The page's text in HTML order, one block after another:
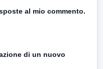
al mio commento.
di un nuovo